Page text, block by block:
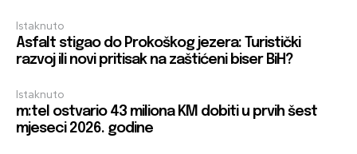
Istaknuto
Asfalt stigao do Prokoškog jezera: Turistički
razvoj ili novi pritisak na zaštićeni biser BiH?
Istaknuto
m:tel ostvario 43 miliona KM dobiti u prvih šest
mjeseci 2026. godine